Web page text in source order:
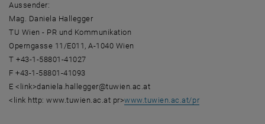
Aussender:
Mag. Daniela Hallegger
TU Wien - PR und Kommunikation
Operngasse 11/E011, A-1040 Wien
T +43-1-58801-41027
F +43-1-58801-41093
E <link>daniela.hallegger@tuwien.ac.at
<link http: www.tuwien.ac.at pr>www.tuwien.ac.at/pr